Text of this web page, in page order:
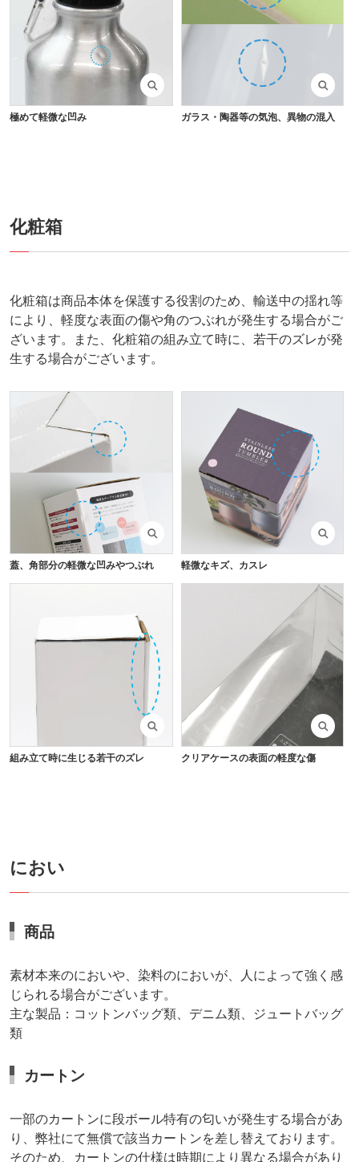
極めて軽微な凹み ガラス・陶器等の気泡、異物の混入
化粧箱
化粧箱は商品本体を保護する役割のため、輸送中の揺れ等
により、軽度な表面の傷や角のつぶれが発生する場合がご
ざいます。また、化粧箱の組み立て時に、若干のズレが発
生する場合がございます。
蓋、角部分の軽微な凹みやつぶれ 軽微なキズ、カスレ
組み立て時に生じる若干のズレ クリアケースの表面の軽度な傷
におい
商品
素材本来のにおいや、染料のにおいが、人によって強く感
じられる場合がございます。
主な製品：コットンバッグ類、デニム類、ジュートバッグ
類
カートン
一部のカートンに段ボール特有の匂いが発生する場合があ
り、弊社にて無償で該当カートンを差し替えております。
そのため、カートンの仕様は時期により異なる場合があり